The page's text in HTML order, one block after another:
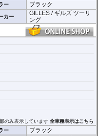
ー ブラック
カー
GILLES / ギルズ ツーリ
ング
のみ表示しています全車種表示はこちら
ー ブラック